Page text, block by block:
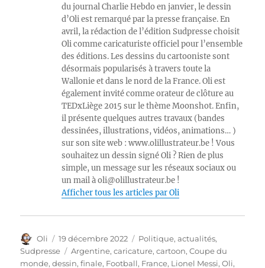
du journal Charlie Hebdo en janvier, le dessin
d’Oli est remarqué par la presse française. En
avril, la rédaction de l’édition Sudpresse choisit
Oli comme caricaturiste officiel pour l’ensemble
des éditions. Les dessins du cartooniste sont
désormais popularisés à travers toute la
Wallonie et dans le nord de la France. Oli est
également invité comme orateur de clôture au
TEDxLiège 2015 sur le thème Moonshot. Enfin,
il présente quelques autres travaux (bandes
dessinées, illustrations, vidéos, animations… )
sur son site web : www.olillustrateur.be ! Vous
souhaitez un dessin signé Oli ? Rien de plus
simple, un message sur les réseaux sociaux ou
un mail à oli@olillustrateur.be !
Afficher tous les articles par Oli
Auteur
Oli
Publié
le
19 décembre 2022 Catégories
Politique, actualités,
Sudpresse
Étiquettes
Argentine,caricature,cartoon,Coupe du
monde,dessin,finale, Football, France, Lionel Messi,Oli,